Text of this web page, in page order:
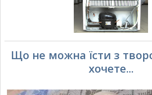
Що не можна їсти з
хочете...